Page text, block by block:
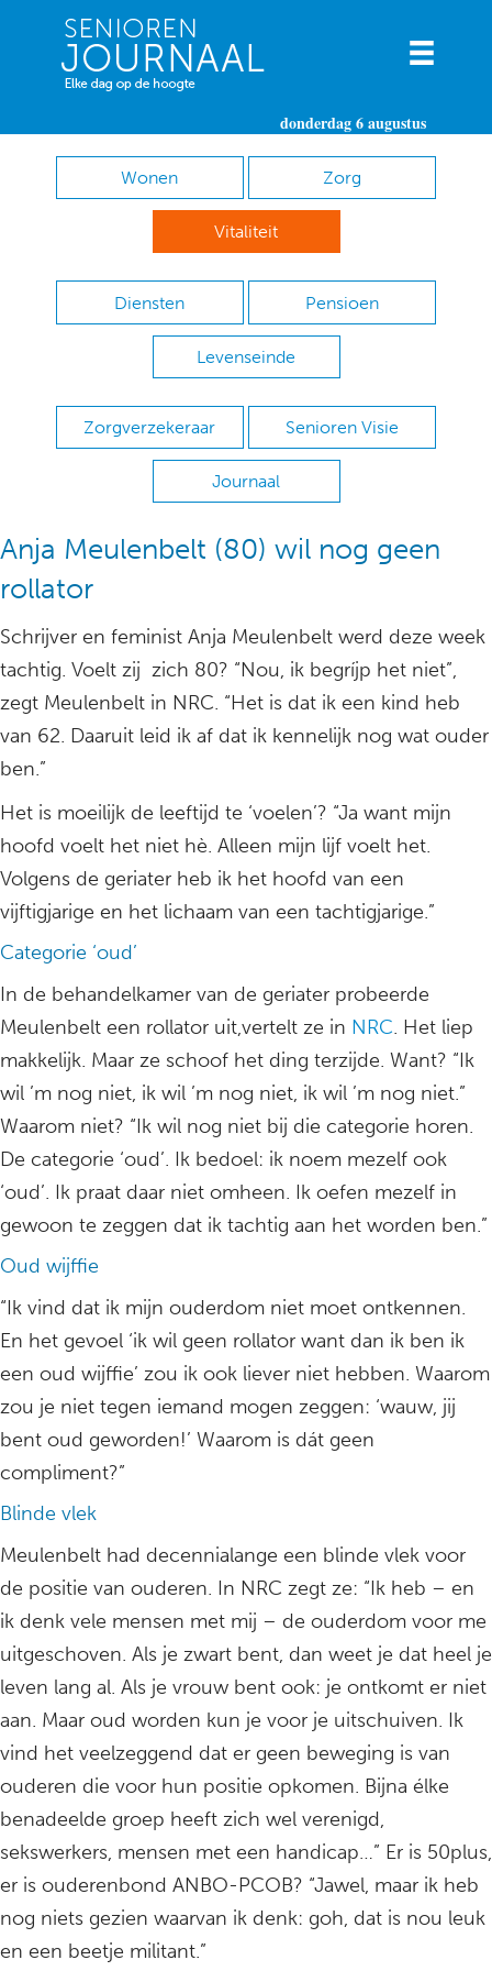
donderdag 6 augustus
Wonen Zorg
Vitaliteit
Diensten Pensioen
Levenseinde
Zorgverzekeraar Senioren Visie
Journaal
Anja Meulenbelt (80) wil nog geen
rollator
Schrijver en feminist Anja Meulenbelt werd deze week
tachtig. Voelt zij zich 80? “Nou, ik begríjp het niet”,
zegt Meulenbelt in NRC. “Het is dat ik een kind heb
van 62. Daaruit leid ik af dat ik kennelijk nog wat ouder
ben.”
Het is moeilijk de leeftijd te ‘voelen’? “Ja want mijn
hoofd voelt het niet hè. Alleen mijn lijf voelt het.
Volgens de geriater heb ik het hoofd van een
vijftigjarige en het lichaam van een tachtigjarige.”
Categorie ‘oud’
In de behandelkamer van de geriater probeerde
Meulenbelt een rollator uit,vertelt ze in NRC. Het liep
makkelijk. Maar ze schoof het ding terzijde. Want? “Ik
wil ’m nog niet, ik wil ’m nog niet, ik wil ’m nog niet.”
Waarom niet? “Ik wil nog niet bij die categorie horen.
De categorie ‘oud’. Ik bedoel: ik noem mezelf ook
‘oud’. Ik praat daar niet omheen. Ik oefen mezelf in
gewoon te zeggen dat ik tachtig aan het worden ben.”
Oud wijffie
“Ik vind dat ik mijn ouderdom niet moet ontkennen.
En het gevoel ‘ik wil geen rollator want dan ik ben ik
een oud wijffie’ zou ik ook liever niet hebben. Waarom
zou je niet tegen iemand mogen zeggen: ‘wauw, jij
bent oud geworden!’ Waarom is dát geen
compliment?”
Blinde vlek
Meulenbelt had decennialange een blinde vlek voor
de positie van ouderen. In NRC zegt ze: “Ik heb – en
ik denk vele mensen met mij – de ouderdom voor me
uitgeschoven. Als je zwart bent, dan weet je dat heel je
leven lang al. Als je vrouw bent ook: je ontkomt er niet
aan. Maar oud worden kun je voor je uitschuiven. Ik
vind het veelzeggend dat er geen beweging is van
ouderen die voor hun positie opkomen. Bijna élke
benadeelde groep heeft zich wel verenigd,
sekswerkers, mensen met een handicap…” Er is 50plus,
er is ouderenbond ANBO-PCOB? “Jawel, maar ik heb
nog niets gezien waarvan ik denk: goh, dat is nou leuk
en een beetje militant.”